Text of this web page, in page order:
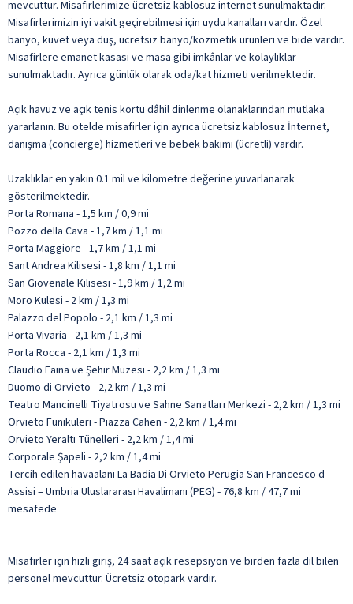
mevcuttur. Misafirlerimize ücretsiz kablosuz internet sunulmaktadır.
Misafirlerimizin iyi vakit geçirebilmesi için uydu kanalları vardır. Özel
banyo, küvet veya duş, ücretsiz banyo/kozmetik ürünleri ve bide vardır.
Misafirlere emanet kasası ve masa gibi imkânlar ve kolaylıklar
sunulmaktadır. Ayrıca günlük olarak oda/kat hizmeti verilmektedir.
Açık havuz ve açık tenis kortu dâhil dinlenme olanaklarından mutlaka
yararlanın. Bu otelde misafirler için ayrıca ücretsiz kablosuz İnternet,
danışma (concierge) hizmetleri ve bebek bakımı (ücretli) vardır.
Uzaklıklar en yakın 0.1 mil ve kilometre değerine yuvarlanarak
gösterilmektedir.
Porta Romana - 1,5 km / 0,9 mi
Pozzo della Cava - 1,7 km / 1,1 mi
Porta Maggiore - 1,7 km / 1,1 mi
Sant Andrea Kilisesi - 1,8 km / 1,1 mi
San Giovenale Kilisesi - 1,9 km / 1,2 mi
Moro Kulesi - 2 km / 1,3 mi
Palazzo del Popolo - 2,1 km / 1,3 mi
Porta Vivaria - 2,1 km / 1,3 mi
Porta Rocca - 2,1 km / 1,3 mi
Claudio Faina ve Şehir Müzesi - 2,2 km / 1,3 mi
Duomo di Orvieto - 2,2 km / 1,3 mi
Teatro Mancinelli Tiyatrosu ve Sahne Sanatları Merkezi - 2,2 km / 1,3 mi
Orvieto Füniküleri - Piazza Cahen - 2,2 km / 1,4 mi
Orvieto Yeraltı Tünelleri - 2,2 km / 1,4 mi
Corporale Şapeli - 2,2 km / 1,4 mi
Tercih edilen havaalanı La Badia Di Orvieto Perugia San Francesco d
Assisi – Umbria Uluslararası Havalimanı (PEG) - 76,8 km / 47,7 mi
mesafede
Misafirler için hızlı giriş, 24 saat açık resepsiyon ve birden fazla dil bilen
personel mevcuttur. Ücretsiz otopark vardır.